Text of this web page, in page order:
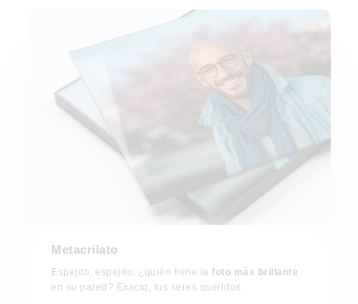
Metacrilato
Espejito, espejito, ¿quién tiene la foto más brillante
en su pared? Exacto, tus seres queridos.